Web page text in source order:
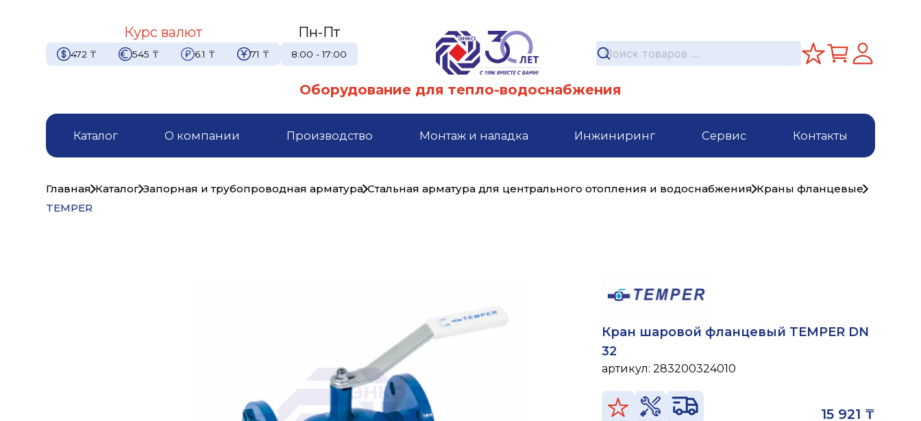
Курс валют
472 ₸ 545 ₸ 6.1 ₸ 71 ₸
Пн-Пт
8:00 - 17:00
Оборудование для тепло-водоснабжения
Каталог О компании Производство Монтаж и наладка Инжиниринг Сервис Контакты
Главная Каталог Запорная и трубопроводная арматура Стальная арматура для центрального отопления и водоснабжения Краны фланцевые
TEMPER
Кран шаровой фланцевый TEMPER DN
32
артикул: 283200324010
15 921 ₸